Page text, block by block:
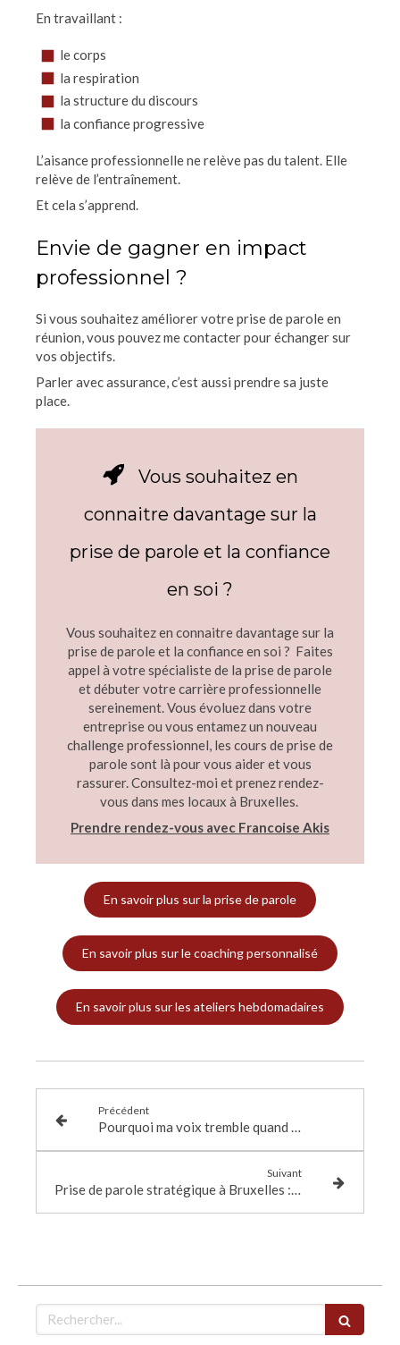
En travaillant :
le corps
la respiration
la structure du discours
la confiance progressive
L’aisance professionnelle ne relève pas du talent. Elle
relève de l’entraînement.
Et cela s’apprend.
Envie de gagner en impact
professionnel ?
Si vous souhaitez améliorer votre prise de parole en
réunion, vous pouvez me contacter pour échanger sur
vos objectifs.
Parler avec assurance, c’est aussi prendre sa juste
place.
Vous souhaitez en
connaitre davantage sur la
prise de parole et la confiance
en soi ?
Vous souhaitez en connaitre davantage sur la
prise de parole et la confiance en soi ? Faites
appel à votre spécialiste de la prise de parole
et débuter votre carrière professionnelle
sereinement. Vous évoluez dans votre
entreprise ou vous entamez un nouveau
challenge professionnel, les cours de prise de
parole sont là pour vous aider et vous
rassurer. Consultez-moi et prenez rendez-
vous dans mes locaux à Bruxelles.
Prendre rendez-vous avec Francoise Akis
En savoir plus sur la prise de parole
En savoir plus sur le coaching personnalisé
En savoir plus sur les ateliers hebdomadaires
Précédent
Pourquoi ma voix tremble quand je parle en public ?
Suivant
Prise de parole stratégique à Bruxelles : et si parler devenait un véritable levier d’influence ?
Rechercher